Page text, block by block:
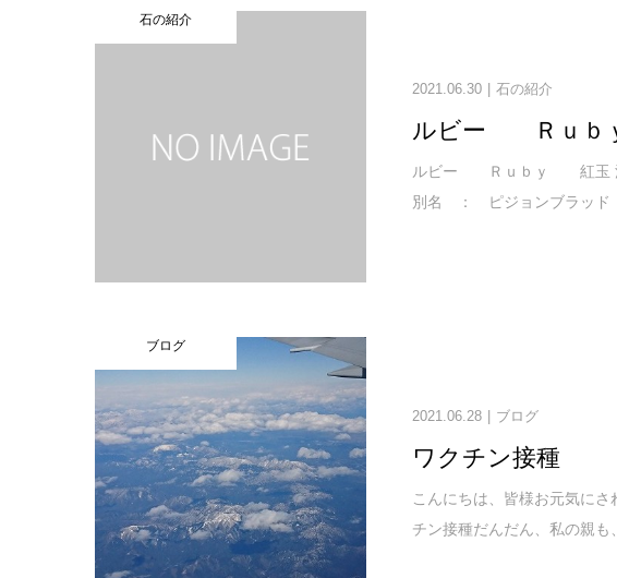
石の紹介
2021.06.30 石の紹介
ルビー Ｒｕ
ルビー Ｒｕｂｙ 紅玉
別名 ： ピジョンブラッド
ブログ
2021.06.28 ブログ
ワクチン接種
こんにちは、皆様お元気に
チン接種だんだん、私の親も